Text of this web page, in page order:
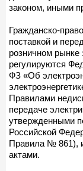
законом, иными
Гражданско-
поставкой и
розничном рынке
регулируются
ФЗ «Об
Правилами
передаче
утвержденными
Российской
Правила № 861),
актами.